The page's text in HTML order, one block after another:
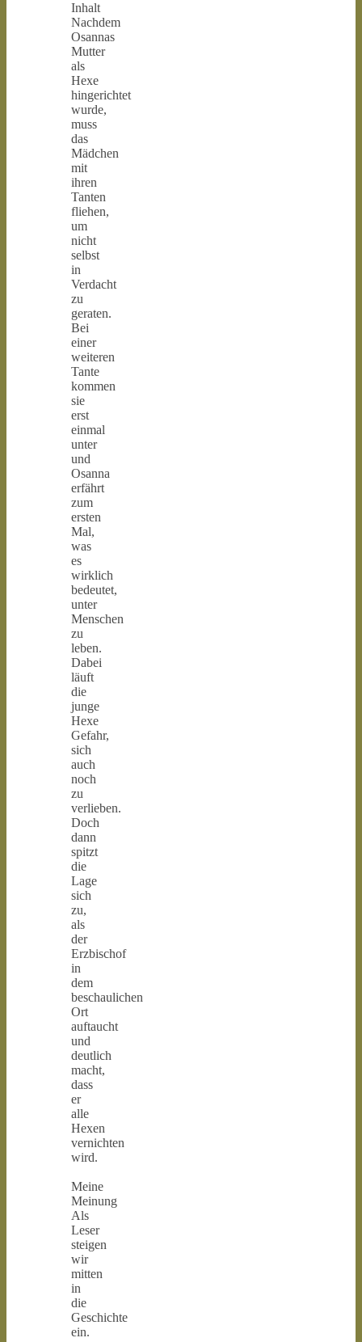
Inhalt
Nachdem
Osannas
Mutter
als
Hexe
hingerichtet
wurde,
muss
das
Mädchen
mit
ihren
Tanten
fliehen,
um
nicht
selbst
in
Verdacht
zu
geraten.
Bei
einer
weiteren
Tante
kommen
sie
erst
einmal
unter
und
Osanna
erfährt
zum
ersten
Mal,
was
es
wirklich
bedeutet,
unter
Menschen
zu
leben.
Dabei
läuft
die
junge
Hexe
Gefahr,
sich
auch
noch
zu
verlieben.
Doch
dann
spitzt
die
Lage
sich
zu,
als
der
Erzbischof
in
dem
beschaulichen
Ort
auftaucht
und
deutlich
macht,
dass
er
alle
Hexen
vernichten
wird.
Meine
Meinung
Als
Leser
steigen
wir
mitten
in
die
Geschichte
ein.